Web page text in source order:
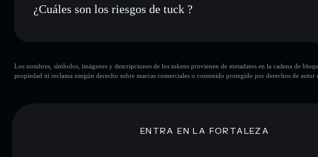
¿Cuáles son los riesgos de tuck ?
liquidez limitada
Los nombres, símbolos, imágenes y descripciones de los tokens provienen de metadatos en la cadena de
propiedad ni reclama ningún derecho sobre marcas comerciales o contenido protegido por derechos de autor
ENTRA EN LA FORTALEZA